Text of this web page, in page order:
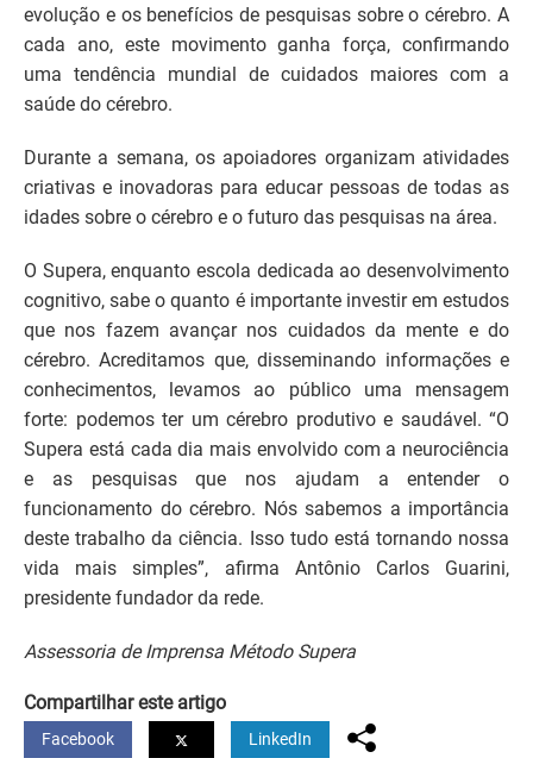
evolução e os benefícios de pesquisas sobre o cérebro. A
cada ano, este movimento ganha força, confirmando
uma tendência mundial de cuidados maiores com a
saúde do cérebro.
Durante a semana, os apoiadores organizam atividades
criativas e inovadoras para educar pessoas de todas as
idades sobre o cérebro e o futuro das pesquisas na área.
O Supera, enquanto escola dedicada ao desenvolvimento
cognitivo, sabe o quanto é importante investir em estudos
que nos fazem avançar nos cuidados da mente e do
cérebro. Acreditamos que, disseminando informações e
conhecimentos, levamos ao público uma mensagem
forte: podemos ter um cérebro produtivo e saudável. “O
Supera está cada dia mais envolvido com a neurociência
e as pesquisas que nos ajudam a entender o
funcionamento do cérebro. Nós sabemos a importância
deste trabalho da ciência. Isso tudo está tornando nossa
vida mais simples”, afirma Antônio Carlos Guarini,
presidente fundador da rede.
Assessoria de Imprensa Método Supera
Compartilhar este artigo
Facebook LinkedIn